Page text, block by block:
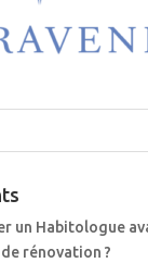
un Habitologue
rénovation ?